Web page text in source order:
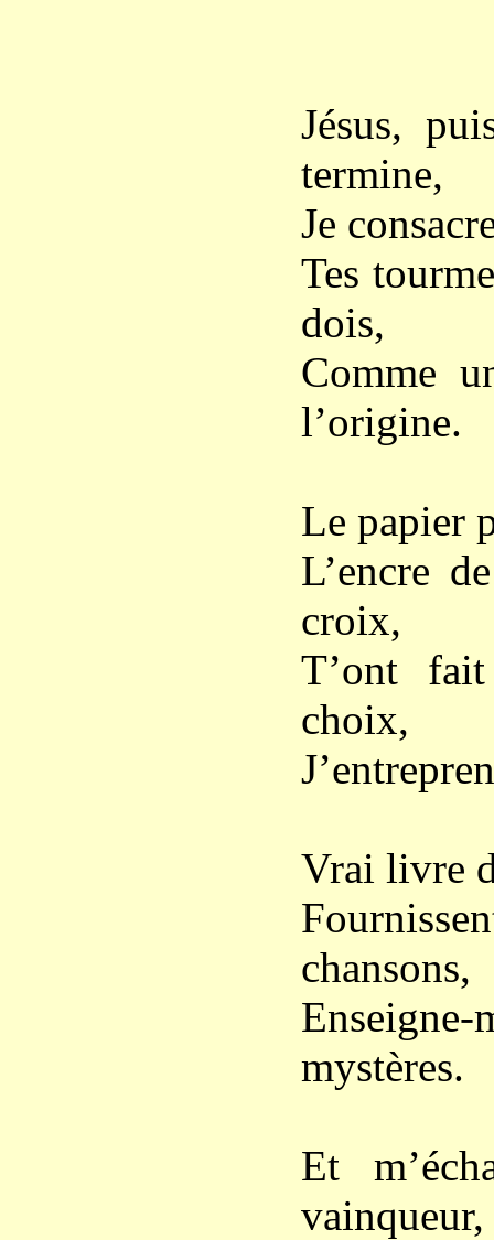
Jésus,
termine,
Je
Tes
dois,
Comme
l’origine.
Le papier
L’encre
croix,
T’ont
choix,
Vrai livre
chansons,
mystères.
Et
vainqueur,